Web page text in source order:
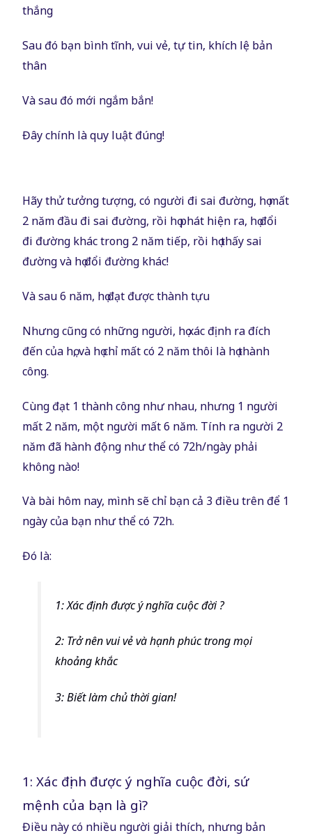
thắng
Sau đó bạn bình tĩnh, vui vẻ, tự tin, khích lệ bản
thân
Và sau đó mới ngắm bắn!
Đây chính là quy luật đúng!
Hãy thử tưởng tượng, có người đi sai đường, họ mất
2 năm đầu đi sai đường, rồi họ phát hiện ra, họ đổi
đi đường khác trong 2 năm tiếp, rồi họ thấy sai
đường và họ đổi đường khác!
Và sau 6 năm, họ đạt được thành tựu
Nhưng cũng có những người, họ xác định ra đích
đến của họ, và họ chỉ mất có 2 năm thôi là họ thành
công.
Cùng đạt 1 thành công như nhau, nhưng 1 người
mất 2 năm, một người mất 6 năm. Tính ra người 2
năm đã hành động như thể có 72h/ngày phải
không nào!
Và bài hôm nay, mình sẽ chỉ bạn cả 3 điều trên để 1
ngày của bạn như thể có 72h.
Đó là:
1: Xác định được ý nghĩa cuộc đời ?
2: Trở nên vui vẻ và hạnh phúc trong mọi
khoảng khắc
3: Biết làm chủ thời gian!
1: Xác định được ý nghĩa cuộc đời, sứ
mệnh của bạn là gì?
Điều này có nhiều người giải thích, nhưng bản